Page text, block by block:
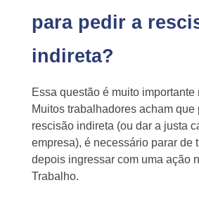
para pedir a
indireta?
Essa questão é muito importante
Muitos trabalhadores acham que
rescisão indireta (ou dar a justa
empresa), é necessário parar de
depois ingressar com uma ação
Trabalho.